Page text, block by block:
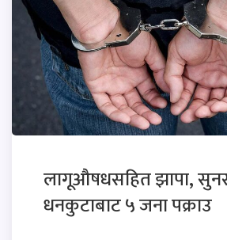
लागूऔषधसहित झापा,
धनकुटाबाट ५ जना पक्राउ